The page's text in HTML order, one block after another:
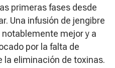
primeras fases desde
Una infusión de jengibre
mejor y a
por la falta de
la eliminación de toxinas.